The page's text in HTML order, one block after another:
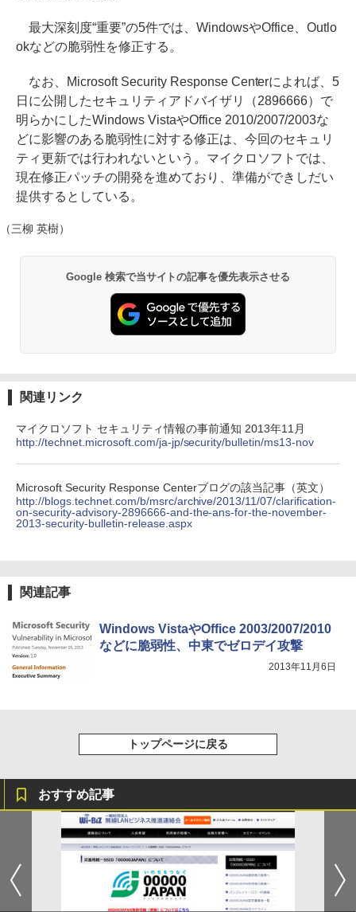
最大深刻度“重要”の5件では、WindowsやOffice、Outlo
okなどの脆弱性を修正する。
なお、Microsoft Security Response Centerによれば、5
日に公開したセキュリティアドバイザリ（2896666）で
明らかにしたWindows VistaやOffice 2010/2007/2003な
どに影響のある脆弱性に対する修正は、今回のセキュリ
ティ更新では行われないという。マイクロソフトでは、
現在修正パッチの開発を進めており、準備ができしだい
提供するとしている。
（三柳 英樹）
Google 検索で当サイトの記事を優先表示させる
関連リンク
マイクロソフト セキュリティ情報の事前通知 2013年11月
http://technet.microsoft.com/ja-jp/security/bulletin/ms13-nov
Microsoft Security Response Centerブログの該当記事（英文）
http://blogs.technet.com/b/msrc/archive/2013/11/07/clarification-
on-security-advisory-2896666-and-the-ans-for-the-november-
2013-security-bulletin-release.aspx
関連記事
Windows VistaやOffice 2003/2007/2010
などに脆弱性、中東でゼロデイ攻撃
2013年11月6日
トップページに戻る
おすすめ記事